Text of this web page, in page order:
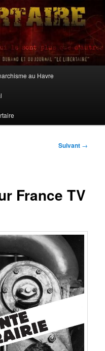
au Havre
Suivant →
France TV